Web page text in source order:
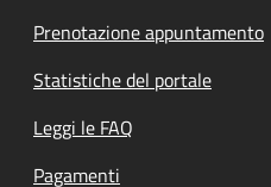
Prenotazione appuntamento
Statistiche del portale
Leggi le FAQ
Pagamenti